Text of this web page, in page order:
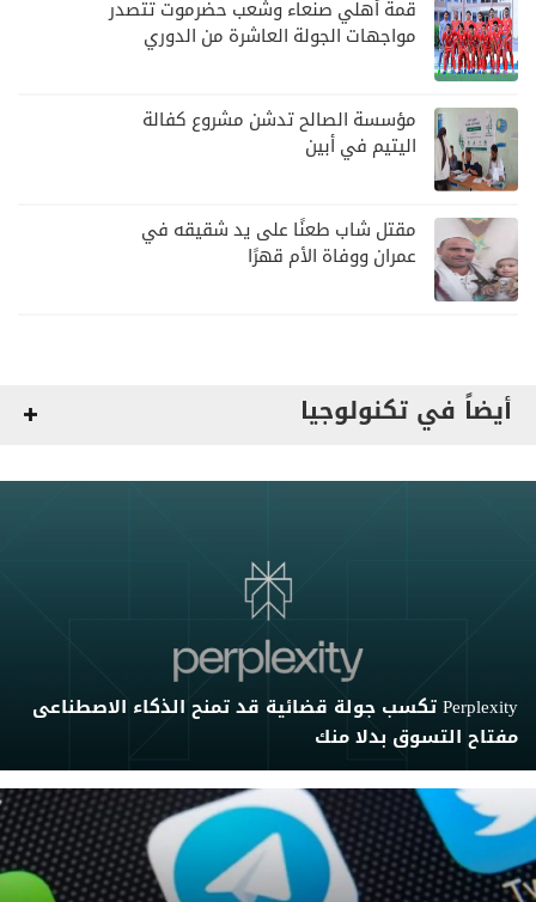
قمة أهلي صنعاء وشعب حضرموت تتصدر
مواجهات الجولة العاشرة من الدوري
مؤسسة الصالح تدشن مشروع كفالة
اليتيم في أبين
مقتل شاب طعنًا على يد شقيقه في
عمران ووفاة الأم قهرًا
أيضاً في تكنولوجيا
Perplexity تكسب جولة قضائية قد تمنح الذكاء الاصطناعى
مفتاح التسوق بدلا منك